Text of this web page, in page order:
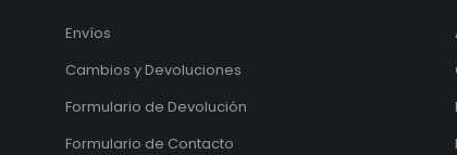
Envíos
Cambios y Devoluciones
Formulario de Devolución
Formulario de Contacto